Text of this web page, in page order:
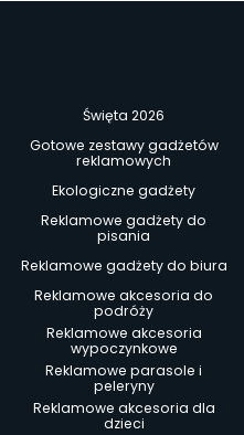
Święta 2026
Gotowe zestawy gadżetów
reklamowych
Ekologiczne gadżety
Reklamowe gadżety do
pisania
Reklamowe gadżety do biura
Reklamowe akcesoria do
podróży
Reklamowe akcesoria
wypoczynkowe
Reklamowe parasole i
peleryny
Reklamowe akcesoria dla
dzieci